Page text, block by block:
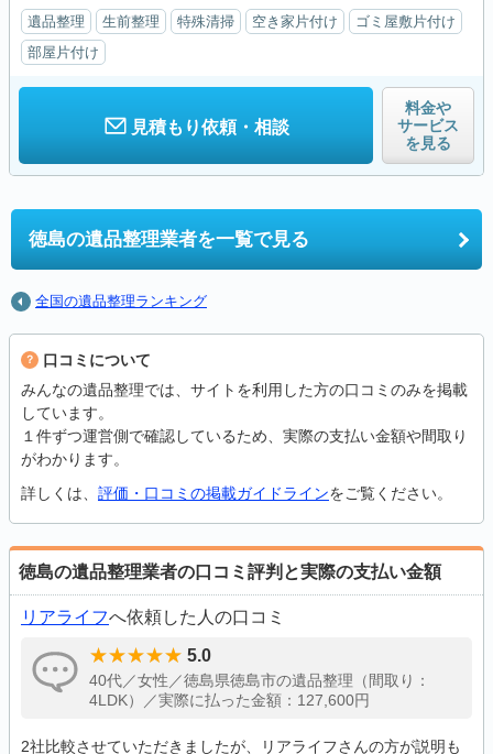
遺品整理 生前整理 特殊清掃 空き家片付け
ゴミ屋敷片付け
部屋片付け
見積もり依頼・相談
料金や
サービス
を見る
徳島の遺品整理業者を一覧で見る
全国の遺品整理ランキング
口コミについて
みんなの遺品整理では、サイトを利用した方の口コミのみを掲載
しています。
１件ずつ運営側で確認しているため、実際の支払い金額や間取り
がわかります。
詳しくは、 評価・口コミの掲載ガイドラインをご覧ください。
徳島の遺品整理業者の口コミ評判と実際の支払い金額
リアライフへ依頼した人の口コミ
5.0
40代／女性／徳島県徳島市の遺品整理（間取り：
4LDK）／実際に払った金額：127,600円
2社比較させていただきましたが、リアライフさんの方が説明も